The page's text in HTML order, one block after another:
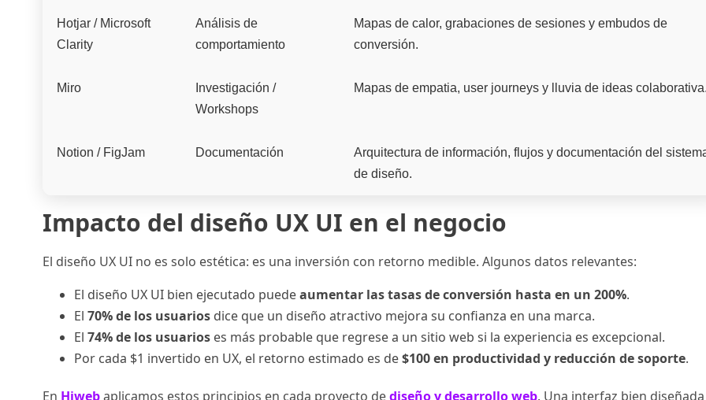
Hotjar / Microsoft
Clarity
Análisis de
comportamiento
Mapas de calor, grabaciones de sesiones y embudos de
conversión.
Miro
Investigación /
Workshops
Mapas de empatia, user journeys y lluvia de ideas
Notion / FigJam Documentación
Arquitectura de información, flujos y documentación del
de diseño.
Impacto del diseño UX UI en el negocio
El diseño UX UI no es solo estética: es una inversión con retorno medible. Algunos datos relevantes:
El diseño UX UI bien ejecutado puedeaumentar las tasas de conversión hasta en un 200%.
El 70% de los usuariosdice que un diseño atractivo mejora su confianza en una marca.
El 74% de los usuarioses más probable que regrese a un sitio web si la experiencia es excepcional.
Por cada $1 invertido en UX, el retorno estimado es de$100 en productividad y reducción de soporte.
En Hiwebaplicamos estos principios en cada proyecto dediseño y desarrollo web. Una interfaz bien diseñada